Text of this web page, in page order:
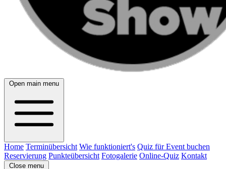
Open main menu
Home Terminübersicht Wie funktioniert's Quiz für Event buchen
Reservierung Punkteübersicht Fotogalerie Online-Quiz Kontakt
Close menu